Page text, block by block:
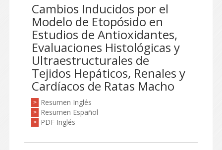
Cambios Inducidos por el
Modelo de Etopósido en
Estudios de Antioxidantes,
Evaluaciones Histológicas y
Ultraestructurales de
Tejidos Hepáticos, Renales y
Cardíacos de Ratas Macho
> Resumen Inglés
> Resumen Español
> PDF Inglés